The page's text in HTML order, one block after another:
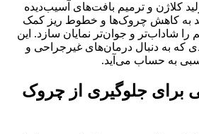
کلاژن و ترمیم بافت‌های آسیب‌دیده
به کاهش چروک‌ها و خطوط ریز کمک
شاداب‌تر و جوان‌تر نمایان سازد. این
که به دنبال درمان‌های غیرجراحی و
به حساب می‌آید.
برای جلوگیری از چروک